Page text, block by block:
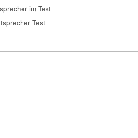
im Test
Test